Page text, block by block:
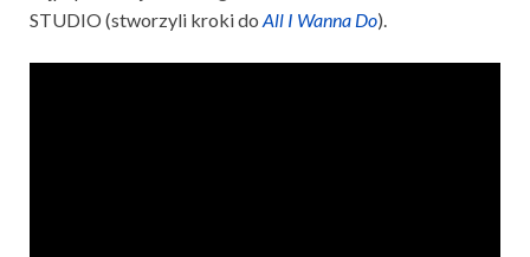
STUDIO (stworzyli kroki do All I Wanna Do).